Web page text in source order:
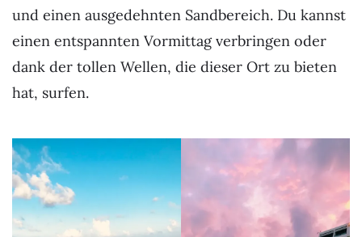
und einen ausgedehnten Sandbereich. Du kannst
einen entspannten Vormittag verbringen oder
dank der tollen Wellen, die dieser Ort zu bieten
hat, surfen.